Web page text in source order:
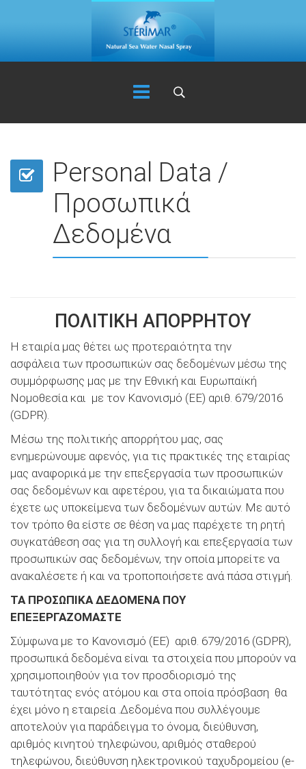
Personal Data /
Προσωπικά
Δεδομένα
ΠΟΛΙΤΙΚΗ ΑΠΟΡΡΗΤΟΥ
Η εταιρία μας θέτει ως προτεραιότητα την
ασφάλεια των προσωπικών σας δεδομένων μέσω της
συμμόρφωσης μας με την Εθνική και Ευρωπαϊκή
Νομοθεσία και με τον Κανονισμό (ΕΕ) αριθ. 679/2016
(GDPR).
Μέσω της πολιτικής απορρήτου μας, σας
ενημερώνουμε αφενός, για τις πρακτικές της εταιρίας
μας αναφορικά με την επεξεργασία των προσωπικών
σας δεδομένων και αφετέρου, για τα δικαιώματα που
έχετε ως υποκείμενα των δεδομένων αυτών. Με αυτό
τον τρόπο θα είστε σε θέση να μας παρέχετε τη ρητή
συγκατάθεση σας για τη συλλογή και επεξεργασία των
προσωπικών σας δεδομένων, την οποία μπορείτε να
ανακαλέσετε ή και να τροποποιήσετε ανά πάσα στιγμή.
ΤΑ ΠΡΟΣΩΠΙΚΑ ΔΕΔΟΜΕΝΑ ΠΟΥ
ΕΠΕΞΕΡΓΑΖΟΜΑΣΤΕ
Σύμφωνα με το Κανονισμό (ΕΕ) αριθ. 679/2016 (GDPR),
προσωπικά δεδομένα είναι τα στοιχεία που μπορούν να
χρησιμοποιηθούν για τον προσδιορισμό της
ταυτότητας ενός ατόμου και στα οποία πρόσβαση θα
έχει μόνο η εταιρεία .Δεδομένα που συλλέγουμε
αποτελούν για παράδειγμα το όνομα, διεύθυνση,
αριθμός κινητού τηλεφώνου, αριθμός σταθερού
τηλεφώνου, διεύθυνση ηλεκτρονικού ταχυδρομείου (e-